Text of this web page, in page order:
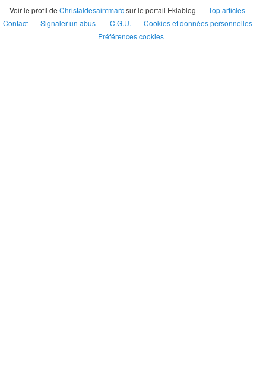
Voir le profil deChristaldesaintmarcsur le portail Eklablog
Top articles
Contact
Signaler un abus C.G.U.
Cookies et données personnelles
Préférences cookies